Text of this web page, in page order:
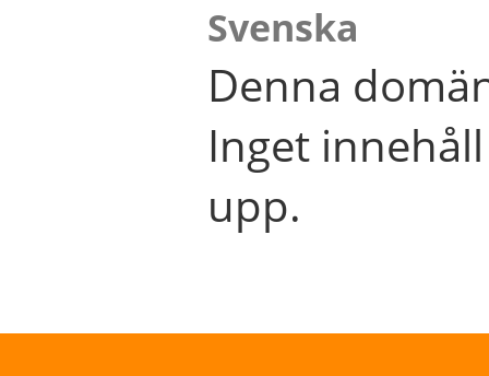
Svenska
Denna
Inget
upp.